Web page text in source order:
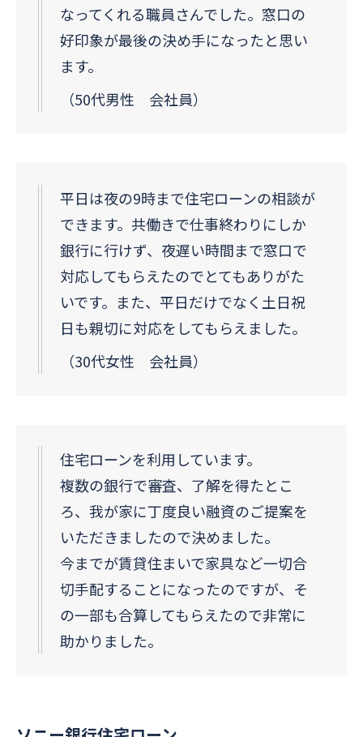
なってくれる職員さんでした。窓口の
好印象が最後の決め手になったと思い
ます。
（50代男性 会社員）
平日は夜の9時まで住宅ローンの相談が
できます。共働きで仕事終わりにしか
銀行に行けず、夜遅い時間まで窓口で
対応してもらえたのでとてもありがた
いです。また、平日だけでなく土日祝
日も親切に対応をしてもらえました。
（30代女性 会社員）
住宅ローンを利用しています。
複数の銀行で審査、了解を得たとこ
ろ、我が家に丁度良い融資のご提案を
いただきましたので決めました。
今までが賃貸住まいで家具など一切合
切手配することになったのですが、そ
の一部も合算してもらえたので非常に
助かりました。